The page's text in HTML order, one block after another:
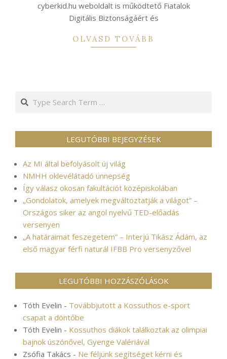
cyberkid.hu weboldalt is működtető Fiatalok
Digitális Biztonságáért és
OLVASD TOVÁBB
Search
LEGUTÓBBI BEJEGYZÉSEK
Az MI által befolyásolt új világ
NMHH oklevélátadó ünnepség
Így válasz okosan fakultációt középiskolában
„Gondolatok, amelyek megváltoztatják a világot” –
Országos siker az angol nyelvű TED-előadás
versenyen
„A határaimat feszegetem” – Interjú Tikász Ádám, az
első magyar férfi naturál IFBB Pro versenyzővel
LEGUTÓBBI HOZZÁSZÓLÁSOK
Tóth Evelin - Továbbjutott a Kossuthos e-sport
csapat a döntőbe
Tóth Evelin - Kossuthos diákok találkoztak az olimpiai
bajnok úszónővel, Gyenge Valériával
Zsófia Takács - Ne féljünk segítséget kérni és